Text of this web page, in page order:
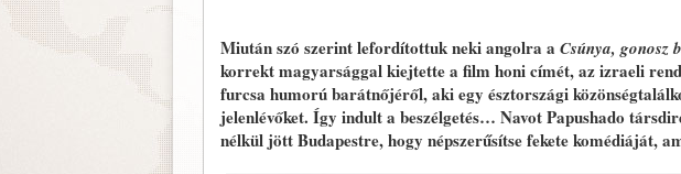
Miután szó szerint lefordítottuk neki angolra a Csúnya, gonosz
korrekt magyarsággal kiejtette a film honi címét, az izraeli
furcsa humorú barátnőjéről, aki egy észtországi
jelenlévőket. Így indult a beszélgetés… Navot Papushado
nélkül jött Budapestre, hogy népszerűsítse fekete komédiáját,